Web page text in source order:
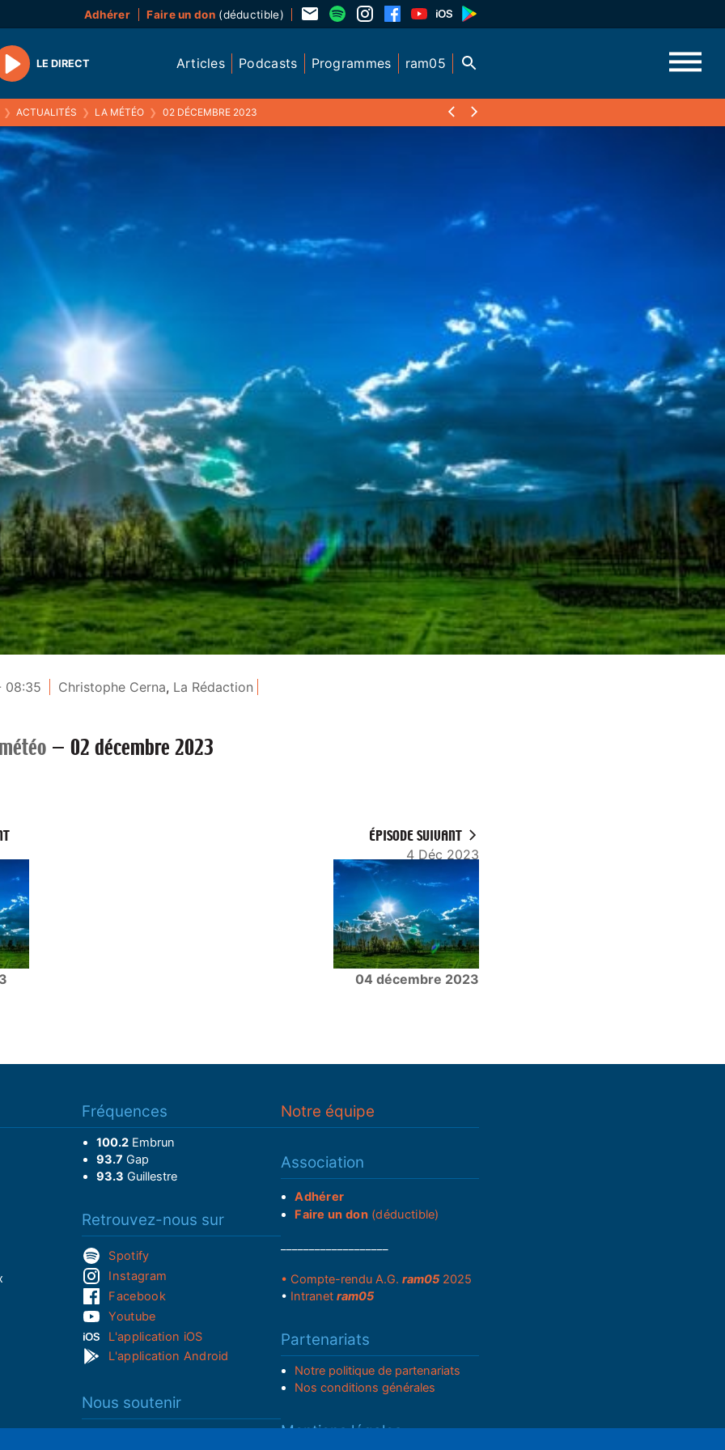
Adhérer Faire un don(déductible)
Play
LE DIRECT Articles Podcasts Programmes ram05
❯ ACTUALITÉS ❯ LA MÉTÉO ❯ 02 DÉCEMBRE 2023
08:35 Christophe Cerna, La Rédaction
— 02 décembre 2023
ÉPISODE SUIVANT
4 Déc 2023
04 décembre 2023
Fréquences
100.2Embrun
93.7 Gap
93.3 Guillestre
Retrouvez-nous sur
Spotify
Instagram
Facebook
Youtube
L'application iOS
L'application Android
Nous soutenir
Notre équipe
Association
Adhérer
Faire un don(déductible)
• Compte-rendu A.G. ram052025
• Intranet ram05
Partenariats
Notre politique de partenariats
Nos conditions générales
Mentions légales